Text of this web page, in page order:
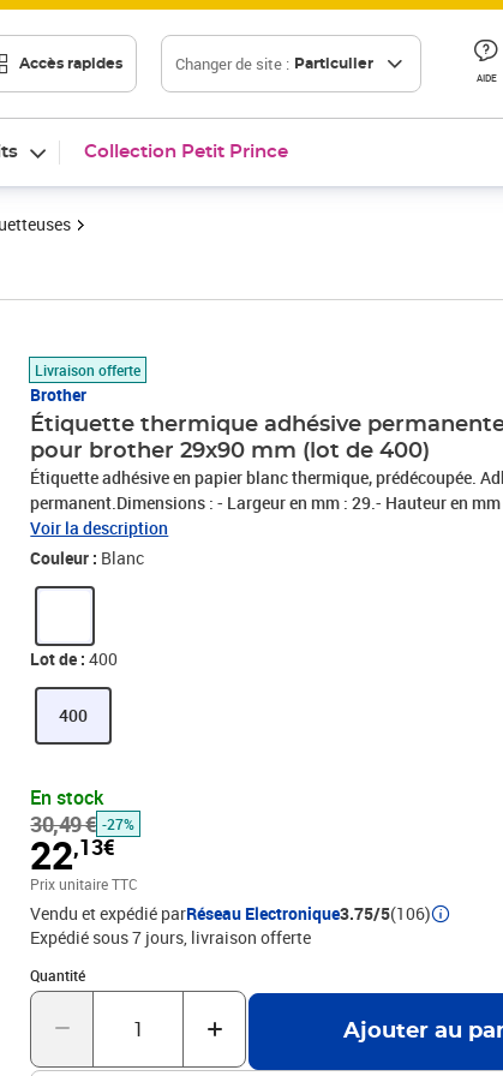
Accès rapides Changer de site : Particulier
AIDE
Collection Petit Prince
Livraison offerte
Brother
Étiquette thermique adhésive
pour brother 29x90 mm (lot de 400)
Étiquette adhésive en papier blanc thermique, prédécoupée.
permanent.Dimensions : - Largeur en mm : 29.- Hauteur en
d'utilisation : Adresse.
Voir la description
Couleur : Blanc
Lot de :400
400
En stock
30,49 €
Prix barré 30,49 €
-27%
22,13€
Prix 22,13€
Prix unitaire TTC
Vendu et expédié parRéseau Electronique3.75/5(106)
Expédié sous 7 jours livraison offerte
Quantité
Quantité : 1
Ajouter au